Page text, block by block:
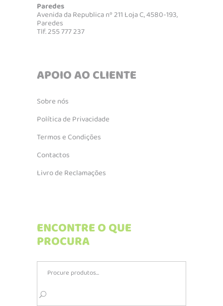
Paredes
Avenida da Republica nº 211 Loja C, 4580-193,
Paredes
Tlf. 255 777 237
APOIO AO CLIENTE
Sobre nós
Política de Privacidade
Termos e Condições
Contactos
Livro de Reclamações
ENCONTRE O QUE
PROCURA